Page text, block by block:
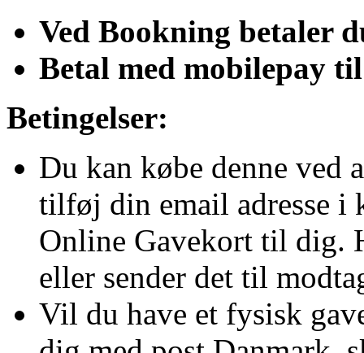
Ved Bookning betaler
Betal med mobilepay
Betingelser:
Du kan købe denne ved
tilføj din email adresse i
Online Gavekort til dig.
eller sender det til
Vil du have et fysisk